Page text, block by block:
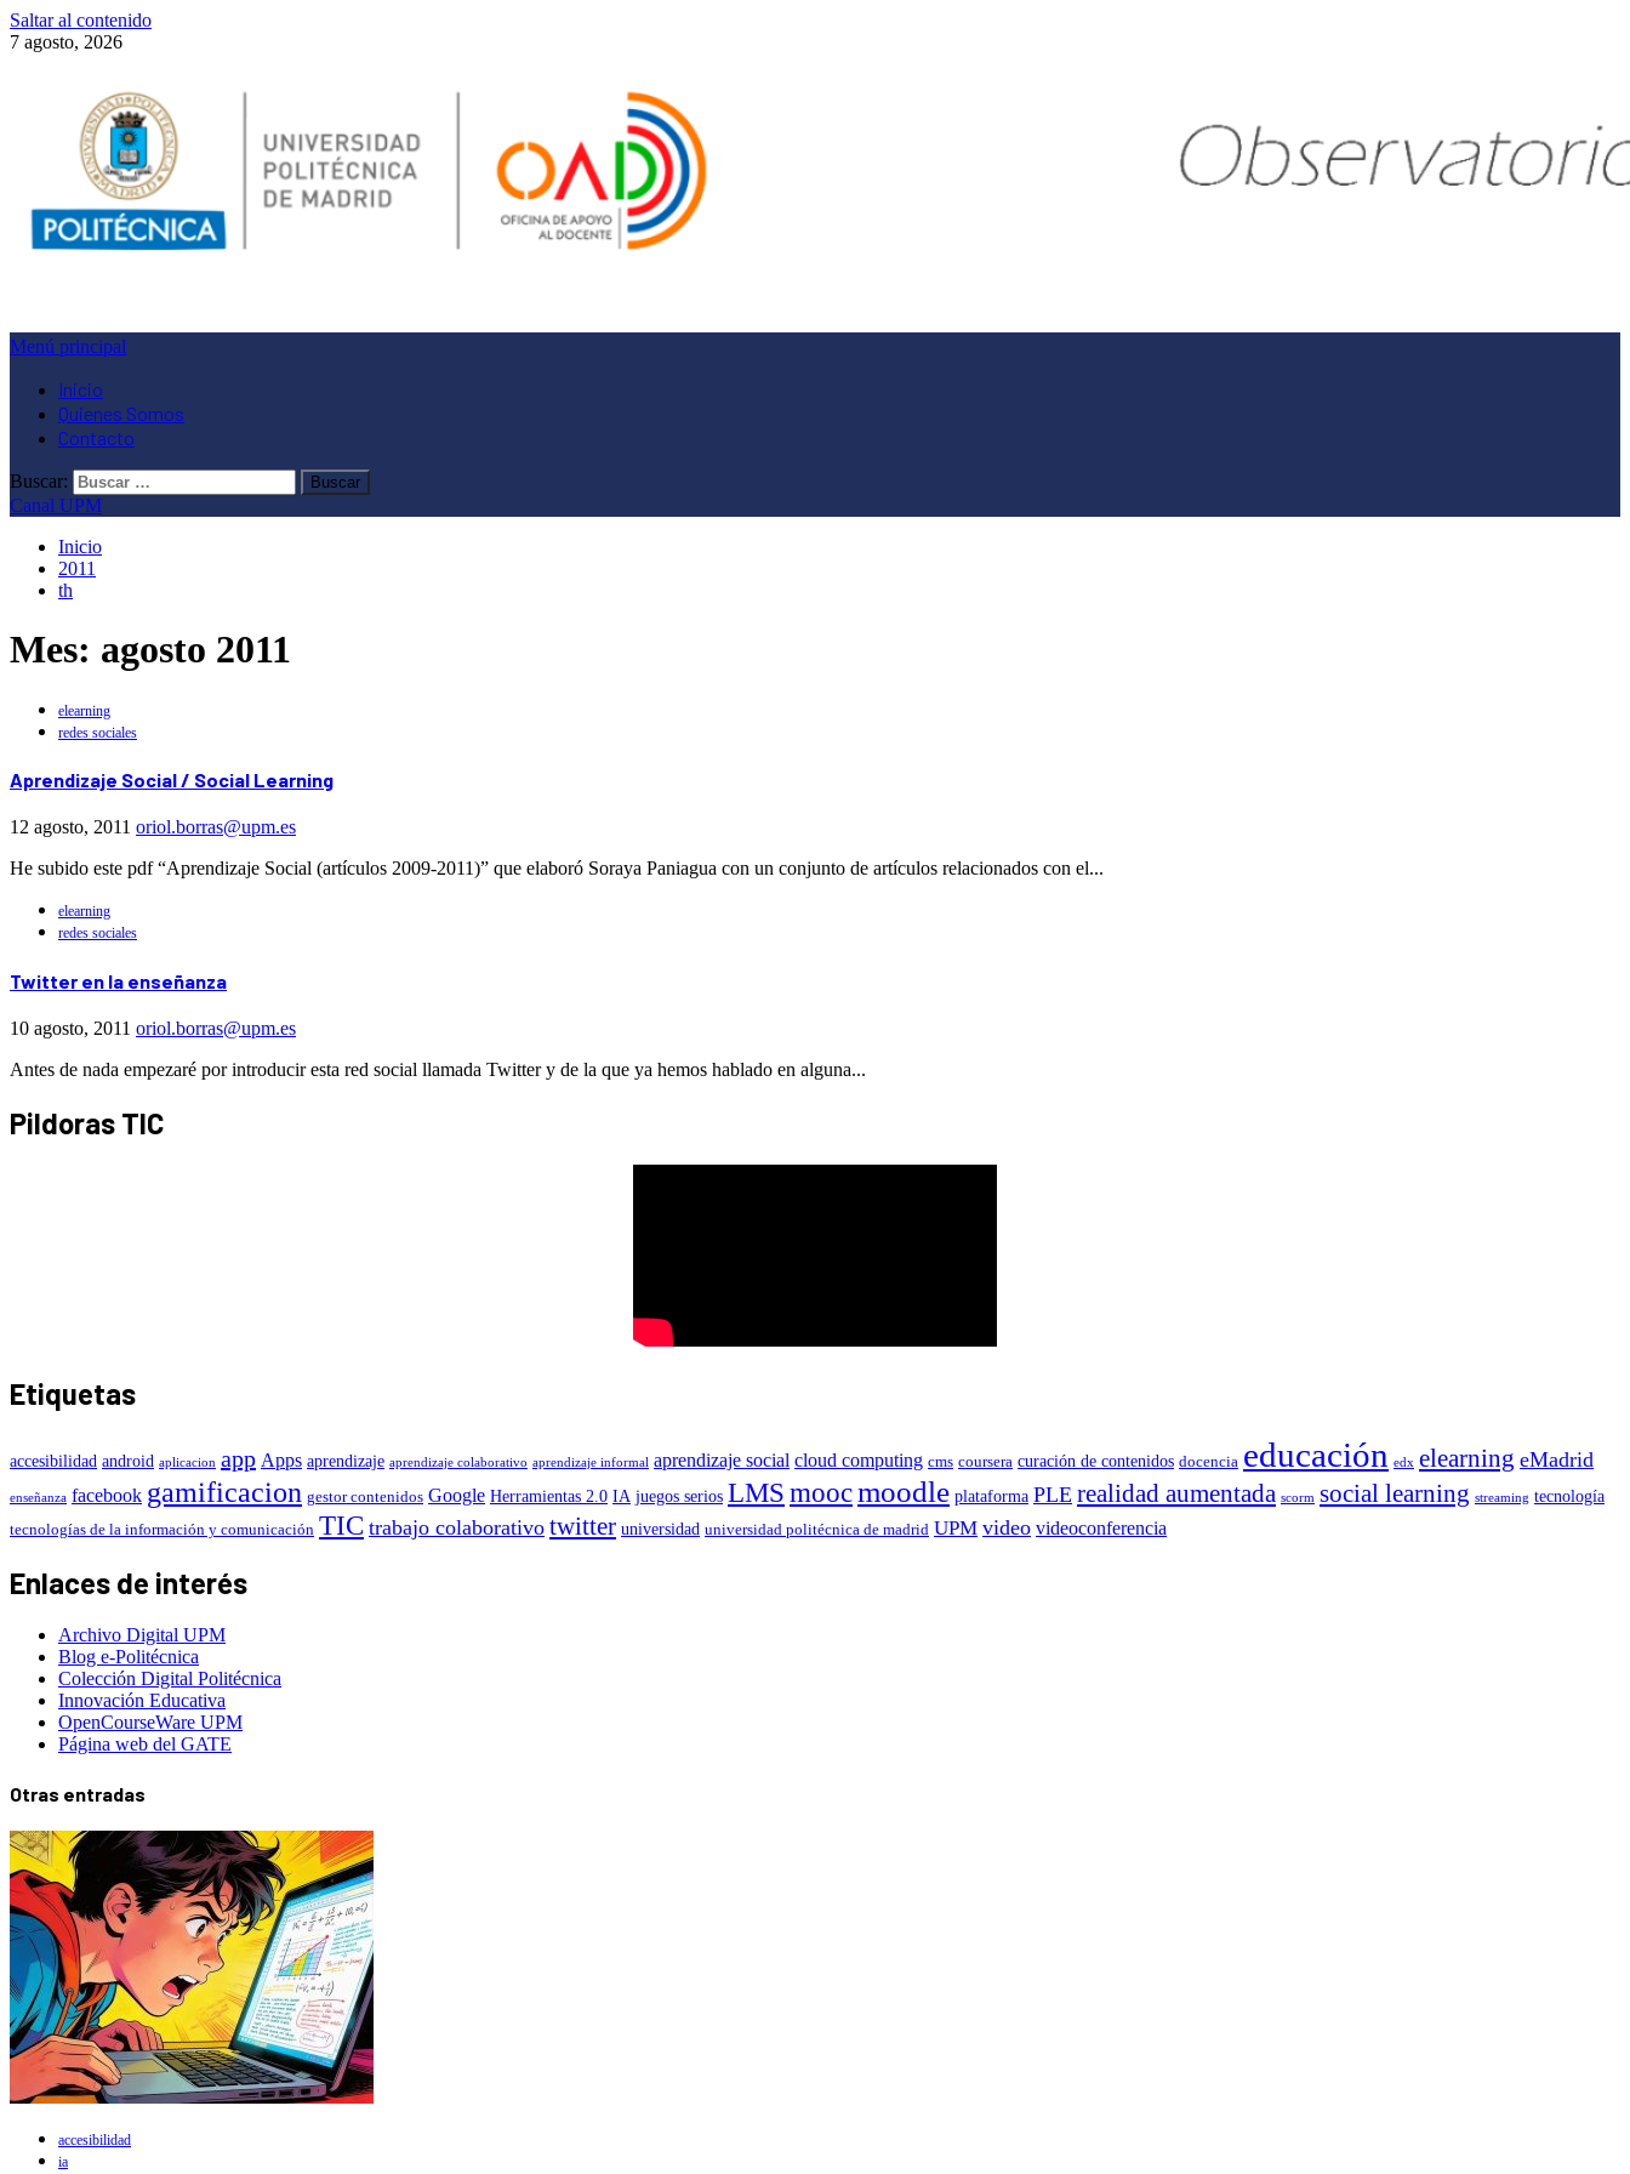
Saltar al contenido
7 agosto, 2026
Menú principal
Inicio
Quienes Somos
Contacto
Buscar:
Canal UPM
Inicio
2011
th
Mes: agosto 2011
elearning
redes sociales
Aprendizaje Social / Social Learning
12 agosto, 2011 oriol.borras@upm.es
He subido este pdf “Aprendizaje Social (artículos 2009-2011)” que elaboró Soraya Paniagua con un conjunto de artículos relacionados con el...
elearning
redes sociales
Twitter en la enseñanza
10 agosto, 2011 oriol.borras@upm.es
Antes de nada empezaré por introducir esta red social llamada Twitter y de la que ya hemos hablado en alguna...
Pildoras TIC
Etiquetas
accesibilidad android aplicacion app Apps aprendizaje aprendizaje colaborativo aprendizaje informal aprendizaje social cloud computing cms coursera curación de contenidos docencia educación edx elearning eMadrid
enseñanza facebook gamificacion gestor contenidos Google Herramientas 2.0 IA juegos serios LMS moocmoodle plataforma PLE realidad aumentada scorm social learning streaming tecnología
tecnologías de la información y comunicación TIC trabajo colaborativo twitter universidad universidad politécnica de madrid UPM video videoconferencia
Enlaces de interés
Archivo Digital UPM
Blog e-Politécnica
Colección Digital Politécnica
Innovación Educativa
OpenCourseWare UPM
Página web del GATE
Otras entradas
accesibilidad
ia